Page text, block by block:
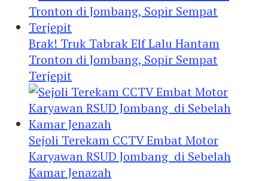
Brak! Truk Tabrak Elf Lalu Hantam
Tronton di Jombang, Sopir Sempat
Terjepit
Sejoli Terekam CCTV Embat Motor
Karyawan RSUD Jombang di Sebelah
Kamar Jenazah